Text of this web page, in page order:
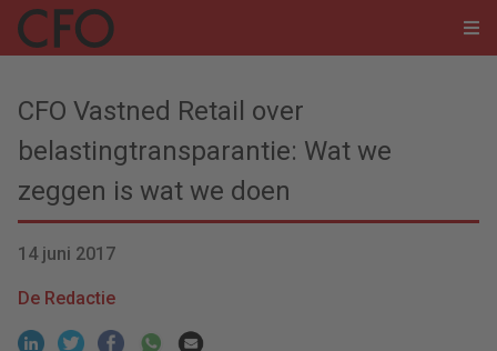
CFO Vastned Retail over
belastingtransparantie: Wat we
zeggen is wat we doen
14 juni 2017
De Redactie